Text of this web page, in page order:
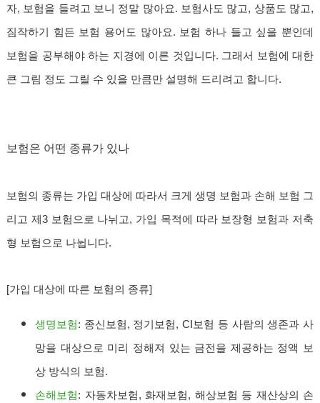
자, 보험을 들려고 보니 정말 많아요. 보험사도 많고, 상품도 많고,
짐작하기 힘든 보험 용어도 많아요. 보험 하나 들고 싶을 뿐인데
보험을 공부해야 하는 지경에 이른 것입니다. 그래서 보험에 대한
큰 그림 정도 그릴 수 있을 만큼만 설명해 드리려고 합니다.
보험은 어떤 종류가 있나
보험의 종류는 가입 대상에 따라서 크게 생명 보험과 손해 보험 그
리고 제3 보험으로 나뉘고, 가입 목적에 따라 보장형 보험과 저축
형 보험으로 나뉩니다.
[가입 대상에 따른 보험의 종류]
생명보험: 종신보험, 정기보험, CI보험 등 사람의 생존과 사
망을 대상으로 미리 정해져 있는 금전을 제공하는 정액 보
상 방식의 보험.
손해보험: 자동차보험, 화재보험, 해상보험 등 재산상의 손